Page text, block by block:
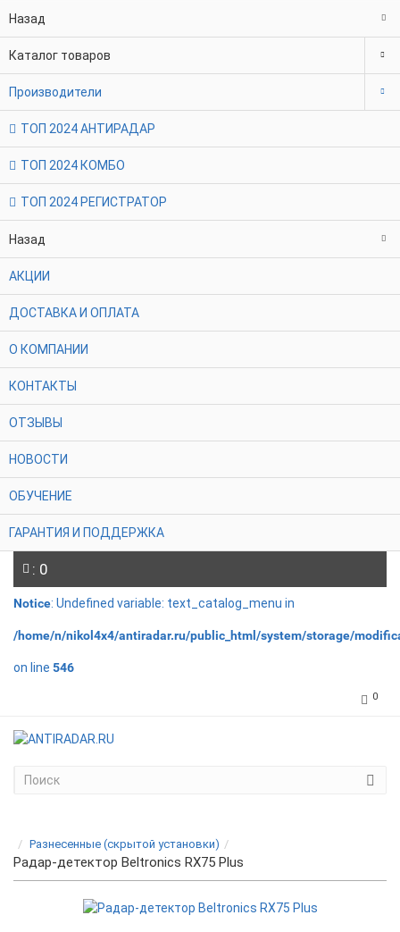
Назад
Каталог товаров
Производители
ТОП 2024 АНТИРАДАР
ТОП 2024 КОМБО
ТОП 2024 РЕГИСТРАТОР
Назад
АКЦИИ
ДОСТАВКА И ОПЛАТА
О КОМПАНИИ
КОНТАКТЫ
ОТЗЫВЫ
НОВОСТИ
ОБУЧЕНИЕ
ГАРАНТИЯ И ПОДДЕРЖКА
: 0
Notice: Undefined variable: text_catalog_menu in
/home/n/nikol4x4/antiradar.ru/public_html/system/storage/
on line 546
0
Разнесенные (скрытой установки)
Радар-детектор Beltronics RX75 Plus